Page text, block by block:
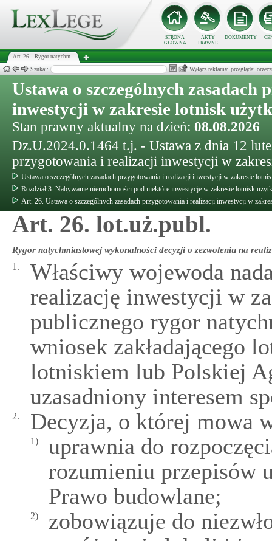
STRONA
GŁÓWNA
AKTY
PRAWNE
DOKUMENTY
Art. 26. - Rygor natychm...
Szukaj: Wyłącz reklamy, przeglądaj
Ustawa o szczególnych
inwestycji w zakresie lotnisk
Stan prawny aktualny na dzień: 08.08.2026
Dz.U.2024.0.1464 t.j. - Ustawa z dnia 12
przygotowania i realizacji inwestycji w
Ustawa o szczególnych zasadach przygotowania i realizacji inwestycji w zakresie
Rozdział 3. Nabywanie nieruchomości pod niektóre inwestycje w zakresie lotnisk
Art. 26. Ustawa o szczególnych zasadach przygotowania i realizacji inwestycji w
Art. 26. lot.uż.publ.
Rygor natychmiastowej wykonalności decyzji o zezwoleniu na
1.
Właściwy wojewoda
realizację inwestycji w
publicznego rygor
wniosek zakładającego
lotniskiem lub Polskiej
uzasadniony interesem
2. Decyzja, o której mowa
1)
uprawnia do
rozumieniu przepisów
Prawo budowlane;
2)
zobowiązuje do